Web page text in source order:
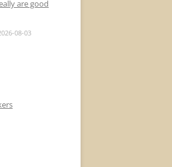
are good
08-03